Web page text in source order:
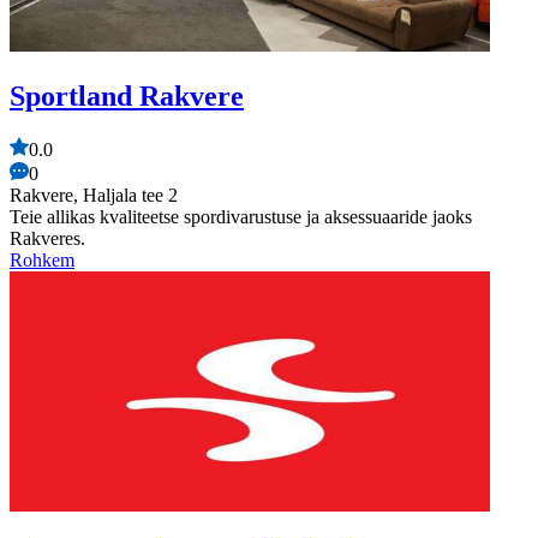
Sportland Rakvere
0.0
0
Rakvere, Haljala tee 2
Teie allikas kvaliteetse spordivarustuse ja aksessuaaride jaoks
Rakveres.
Rohkem